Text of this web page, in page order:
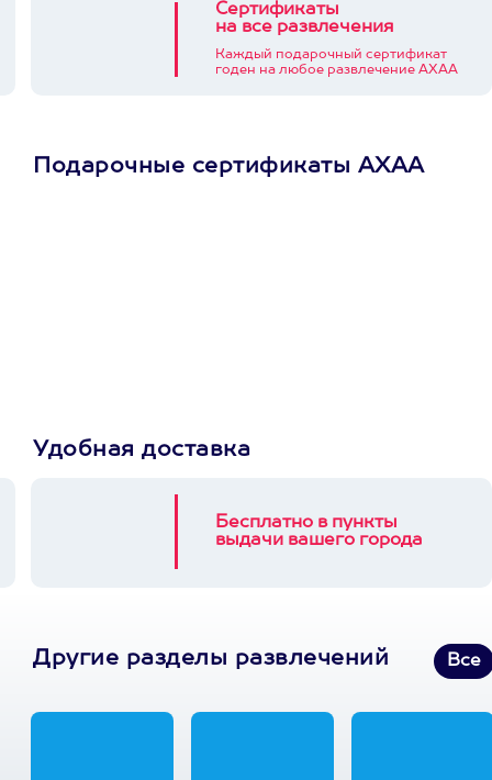
Сертификаты
на все развлечения
Каждый подарочный сертификат
годен на любое развлечение АХАА
Подарочные сертификаты АХАА
Удобная доставка
Бесплатно в пункты
выдачи вашего города
Другие разделы развлечений Все